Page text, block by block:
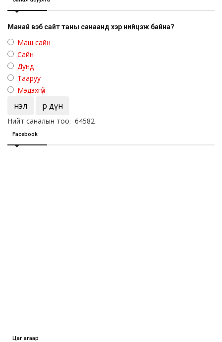
Манай вэб сайт таны санаанд хэр нийцэж байна?
Маш сайн
Сайн
Дунд
Тааруу
Мэдэхгүй
Үнэл Үр дүн
Нийт саналын тоо: 64582
Facebook
Цаг агаар